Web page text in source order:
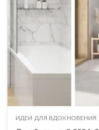
ИДЕИ ДЛЯ ВДОХНОВЕНИЯ